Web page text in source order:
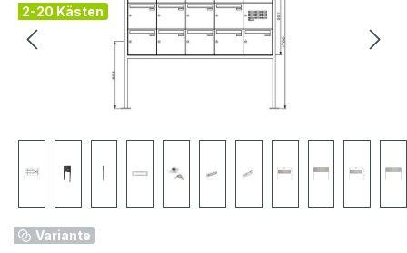
2-20 Kästen
Variante